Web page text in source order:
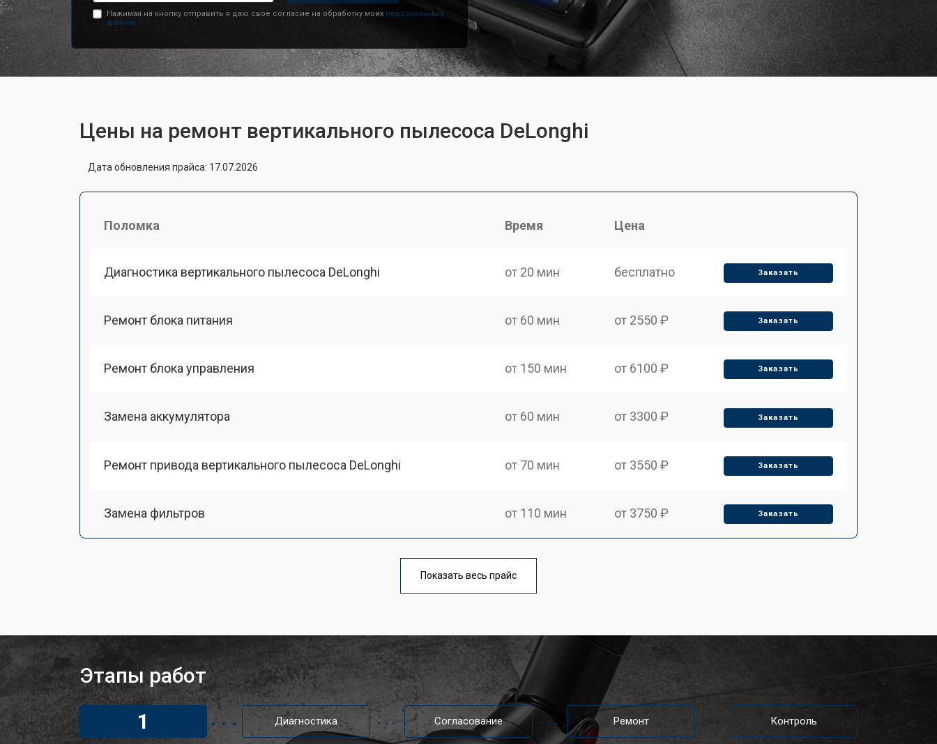
Нажимая на кнопку отправить я даю свое согласие на обработку моих персональных
данных.
Цены на ремонт вертикального пылесоса DeLonghi
Дата обновления прайса: 17.07.2026
Поломка Время Цена
Диагностика вертикального пылесоса DeLonghi от 20 мин бесплатно Заказать
Ремонт блока питания от 60 мин от 2550 ₽ Заказать
Ремонт блока управления от 150 мин от 6100 ₽ Заказать
Замена аккумулятора от 60 мин от 3300 ₽ Заказать
Ремонт привода вертикального пылесоса DeLonghi от 70 мин от 3550 ₽ Заказать
Замена фильтров от 110 мин от 3750 ₽ Заказать
от 80 мин
Показать весь прайс
Этапы работ
1
Диагностика Согласование Ремонт Контроль